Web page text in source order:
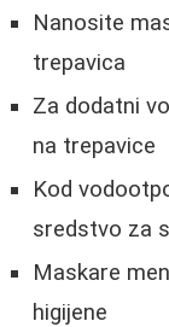
Nanosite
trepavica
Za dodatni
na trepavice
Kod
sredstvo za
Maskare
higijene